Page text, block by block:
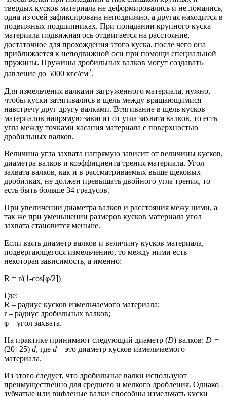
твердых кусков материала не деформировались и не ломались,
одна из осей зафиксирована неподвижно, а другая находится в
подвижных подшипниках. При попадании крупного куска
материала подвижная ось отдвигается на расстояние,
достаточное для прохождения этого куска, после чего она
приближается к неподвижной оси при помощи специальной
пружины. Пружины дробильных валков могут создавать
давление до 5000 кгс/см2.
Для измельчения валками загруженного материала, нужно,
чтобы куски затягивались в щель между вращающимися
навстречу друг другу валками. Втягивание в щель кусков
материалов напрямую зависит от угла захвата валков, то есть
угла между точками касания материала с поверхностью
дробильных валков.
Величина угла захвата напрямую зависит от величины кусков,
диаметра валков и коэффициента трения материала. Угол
захвата валков, как и в рассматриваемых выше щековых
дробилках, не должен превышать двойного угла трения, то
есть быть больше 34 градусов.
При увеличении диаметра валков и расстояния межу ними, а
так же при уменьшении размеров кусков материала угол
захвата становится меньше.
Если взять диаметр валков и величину кусков материала,
подвергающегося измельчению, то между ними есть
некоторая зависимость, а именно:
R = r/(1-cos[φ/2])
Где:
R – радиус кусков измельчаемого материала;
r – радиус дробильных валков;
φ – угол захвата.
На практике принимают следующий диаметр (D) валков: D =
(20÷25) d, где d – это диаметр кусков измельчаемого
материала.
Из этого следует, что дробильные валки используют
преимущественно для среднего и мелкого дробления. Однако
зубчатые или рифленые валки способны измельчать куски